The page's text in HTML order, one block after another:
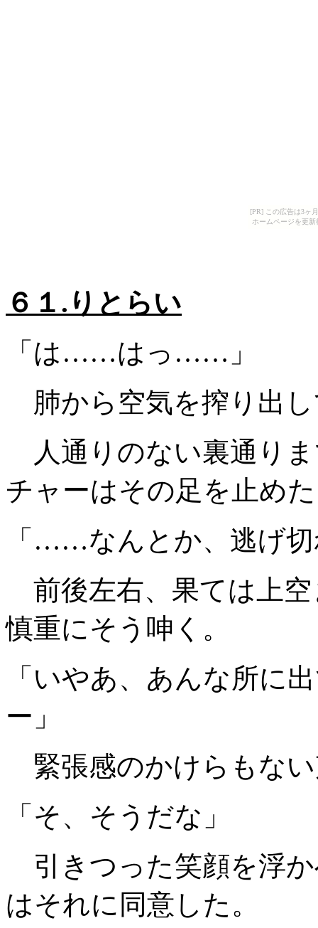
[PR] この広告は3ヶ
ホームページを更
６１ .りとらい
「は……はっ……」
肺から空気を搾り出
人通りのない裏通り
チャーはその足を止め
「……なんとか、逃げ
前後左右、果ては上
慎重にそう呻く。
「いやあ、あんな所に
ー」
緊張感のかけらもな
「そ、そうだな」
引きつった笑顔を浮
はそれに同意した。